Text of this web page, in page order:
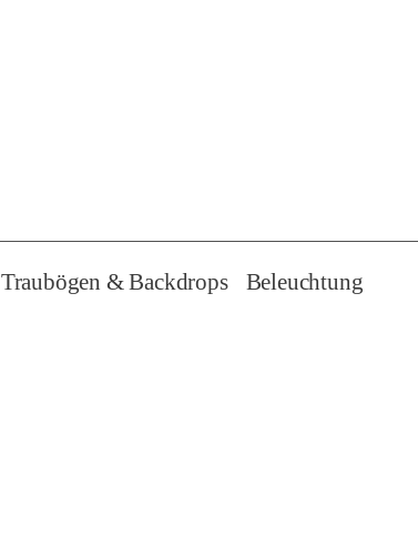
Traubögen & Backdrops
Beleuchtung